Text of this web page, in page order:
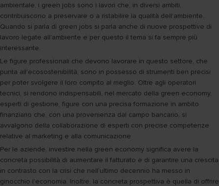
ambientale, i green jobs sono i lavori che, in diversi ambiti,
contribuiscono a preservare o a ristabilire la qualità dell'ambiente.
Quando si parla di green jobs si parla anche di nuove prospettive di
lavoro legate all'ambiente e per questo il tema si fa sempre più
interessante.
Le figure professionali che devono lavorare in questo settore, che
punta all'ecosostenibilità, sono in possesso di strumenti ben precisi
per poter svolgere il loro compito al meglio. Oltre agli operatori
tecnici, si rendono indispensabili, nel mercato della green economy,
esperti di gestione, figure con una precisa formazione in ambito
finanziario che, con una provenienza dal campo bancario, si
avvalgono della collaborazione di esperti con precise competenze
relative al marketing e alla comunicazione
Per le aziende, investire nella green economy significa avere la
concreta possibilità di aumentare il fatturato e di garantire una crescita
in contrasto con la crisi che nell'ultimo decennio ha messo in
ginocchio l'economia. Inoltre, la concreta prospettiva è quella di offrire